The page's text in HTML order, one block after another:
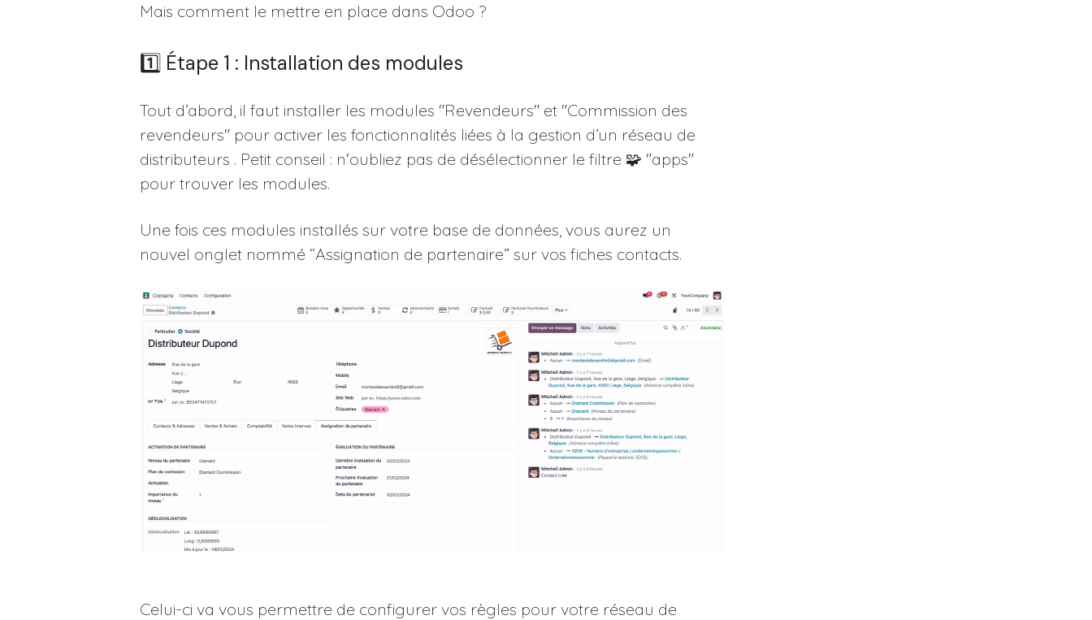
Mais comment le mettre en place dans Odoo ?
1️⃣ Étape 1 : Installation des modules
Tout d’abord, il faut installer les modules "Revendeurs" et "Commission des
revendeurs" pour activer les fonctionnalités liées à la gestion d’un réseau de
distributeurs . Petit conseil : n'oubliez pas de désélectionner le filtre 🧩 "apps"
pour trouver les modules.
Une fois ces modules installés sur votre base de données, vous aurez un
nouvel onglet nommé “Assignation de partenaire” sur vos fiches contacts.
Celui-ci va vous permettre de configurer vos règles pour votre réseau de